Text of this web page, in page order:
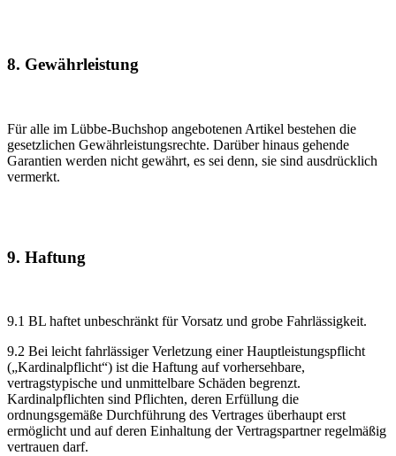
8. Gewährleistung
Für alle im Lübbe-Buchshop angebotenen Artikel bestehen die
gesetzlichen Gewährleistungsrechte. Darüber hinaus gehende
Garantien werden nicht gewährt, es sei denn, sie sind ausdrücklich
vermerkt.
9. Haftung
9.1 BL haftet unbeschränkt für Vorsatz und grobe Fahrlässigkeit.
9.2 Bei leicht fahrlässiger Verletzung einer Hauptleistungspflicht
(„Kardinalpflicht“) ist die Haftung auf vorhersehbare,
vertragstypische und unmittelbare Schäden begrenzt.
Kardinalpflichten sind Pflichten, deren Erfüllung die
ordnungsgemäße Durchführung des Vertrages überhaupt erst
ermöglicht und auf deren Einhaltung der Vertragspartner regelmäßig
vertrauen darf.